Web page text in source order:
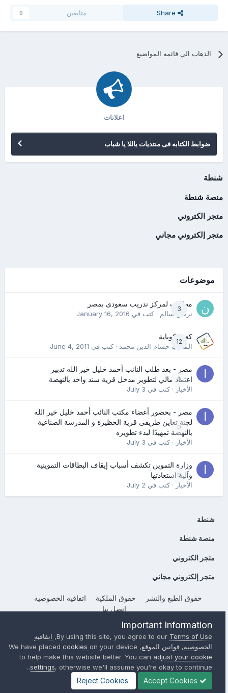
Share متابعين 0
الذهاب الي قائمه المواضيع
اعلانات
ضوابط الكتابه فى منتديات ياللا يا شباب
شنطة
منصة شنطة
متجر الكتروني
متجر إلكتروني مجاني
موضوعات
3
مطلوب لمركز تدريب سعودى بمصر
نرمين سالم· كتب في January 16, 2016
12
كعب كوباية
المدرب حسام الدين محمد· كتب في June 4, 2011
0
مصر - بعد طلب النائب أحمد خليل خير الله تدبير
اعتماد مالي لتطوير مدخل قرية سند واحد بالنهضة
الأخبار· كتب في July 3
0
مصر - بحضور أعضاء مكتب النائب أحمد خليل خير الله
لجنة تعاين طريقي قرية الحظيرة و المدرسة الصناعية
بالنهضة تمهيدًا لبدء تطويره
الأخبار· كتب في July 3
0
وزارة التموين تكشف أسباب إيقاف البطاقات التموينية
وآلية استعادتها
الأخبار· كتب في July 2
شنطة
منصة شنطة
متجر الكتروني
متجر إلكتروني مجاني
حقوق الطبع والنشر حقوق الملكية
اتفاقيه الخصوصيه
إتصل بنا
Powered by Invision CommunityImportant Information
By using this site, you agree to ourTerms of Use
, اتفاقيه
الخصوصيه, قوانين الموقع, We have placed
cookies on your device
to help make this website better. You canadjust your cookie
settings , otherwise we'll assume you're okay to continue..
Accept Cookies